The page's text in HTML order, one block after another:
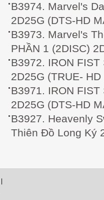
B3974. Marvel's
2D25G (DTS-HD
B3973. Marvel's
PHẦN 1 (2DISC)
B3972. IRON FIST
2D25G (TRUE-
B3971. IRON FIST
2D25G (DTS-HD
B3927. Heavenly
Thiên Đồ Long Ký